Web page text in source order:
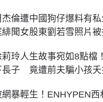
杰倫遭中國狗仔爆料有私
緋聞女股東劉若雪照片被
莉玲人生故事宛如8點檔
長子 竟遭前夫騙小孩夭
網暴輕生！ENHYPEN西